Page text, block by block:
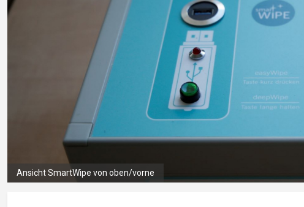
Ansicht SmartWipe von oben/vorne